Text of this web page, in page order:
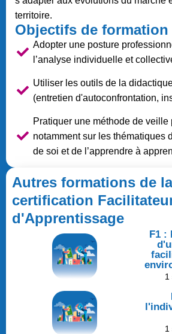
territoire.
Objectifs de formation
Adopter une posture
l’analyse individuelle et
Utiliser les outils de la
(entretien d'autoconfrontation,
Pratiquer une méthode de
notamment sur les thématiques
de soi et de l’apprendre à
Autres formations de la
certification
d'Apprentissage
F1 :
1
1